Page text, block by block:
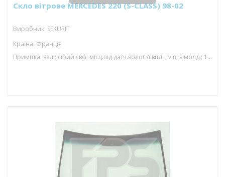
Скло вітрове MERCEDES 220 (S-CLASS) 98-02
Виробник: SEKURIT
Країна: Франція
Примітка: зел.; сірий свф; місц.під датч.волог./світл. ; vin; з молд.; 1550*972